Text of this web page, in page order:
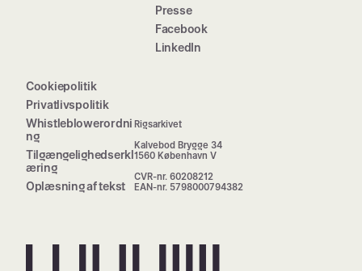
Presse
Facebook
LinkedIn
Cookiepolitik
Privatlivspolitik
Whistleblowerordni
ng
Tilgængelighedserkl
æring
Oplæsning af tekst
Rigsarkivet
Kalvebod Brygge 34
1560 København V
CVR-nr. 60208212
EAN-nr. 5798000794382